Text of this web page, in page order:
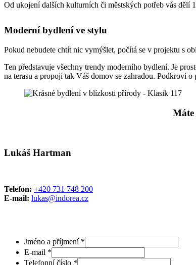
Od ukojení dalších kulturních či městských potřeb vás dělí
Moderní bydlení ve stylu
Pokud nebudete chtít nic vymýšlet, počítá se v projektu s
Ten představuje všechny trendy moderního bydlení. Je
na terasu a propojí tak Váš domov se zahradou. Podkroví
Lukáš Hartman
Telefon: +420 731 748 200
E-mail: lukas@indorea.cz
Jméno a příjmení *
E-mail *
Telefonní číslo *